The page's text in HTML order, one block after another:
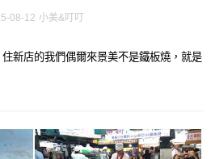
08-12 小美&叮叮
住新店的我們偶爾來景美不是鐵板燒，就是